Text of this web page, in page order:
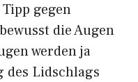
gegen
die Augen
werden ja
des Lidschlags